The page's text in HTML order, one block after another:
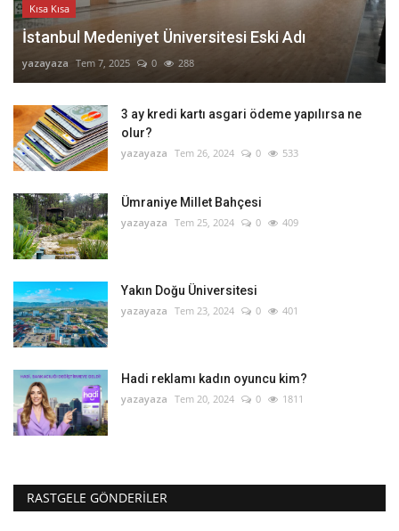
Kısa Kısa
İstanbul Medeniyet Üniversitesi Eski Adı
yazayaza Tem 7, 2025 0 288
3 ay kredi kartı asgari ödeme yapılırsa ne
olur?
yazayaza Tem 26, 2024 0 533
Ümraniye Millet Bahçesi
yazayaza Tem 25, 2024 0 409
Yakın Doğu Üniversitesi
yazayaza Tem 23, 2024 0 401
Hadi reklamı kadın oyuncu kim?
yazayaza Tem 20, 2024 0 1811
RASTGELE GÖNDERILER